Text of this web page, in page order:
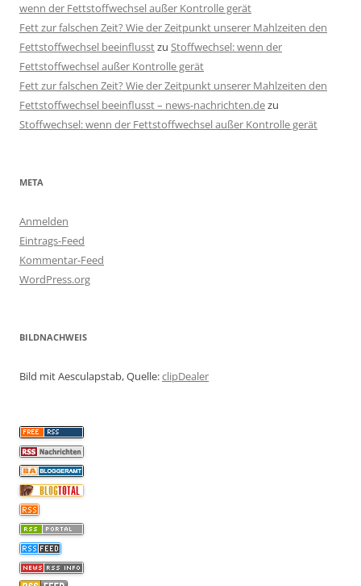
wenn der Fettstoffwechsel außer Kontrolle gerät
Fett zur falschen Zeit? Wie der Zeitpunkt unserer Mahlzeiten den
Fettstoffwechsel beeinflusstzu Stoffwechsel: wenn der
Fettstoffwechsel außer Kontrolle gerät
Fett zur falschen Zeit? Wie der Zeitpunkt unserer Mahlzeiten den
Fettstoffwechsel beeinflusst – news-nachrichten.dezu
Stoffwechsel: wenn der Fettstoffwechsel außer Kontrolle gerät
META
Anmelden
Eintrags-Feed
Kommentar-Feed
WordPress.org
BILDNACHWEIS
Bild mit Aesculapstab, Quelle:clipDealer